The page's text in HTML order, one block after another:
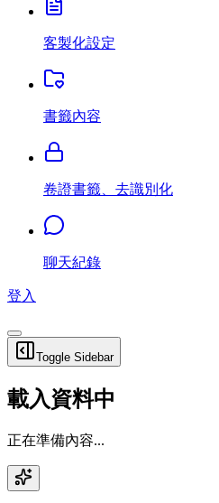
客製化設定
書籤內容
卷證書籤、去識別化
聊天紀錄
登入
Toggle Sidebar
載入資料中
正在準備內容...